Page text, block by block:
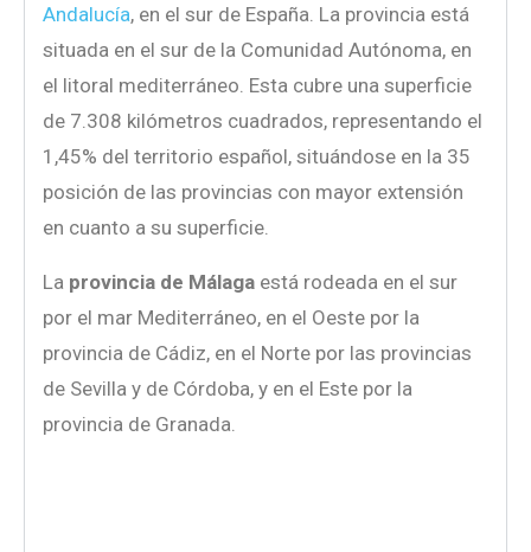
Andalucía, en el sur de España. La provincia está
situada en el sur de la Comunidad Autónoma, en
el litoral mediterráneo. Esta cubre una superficie
de 7.308 kilómetros cuadrados, representando el
1,45% del territorio español, situándose en la 35
posición de las provincias con mayor extensión
en cuanto a su superficie.
La provincia de Málaga está rodeada en el sur
por el mar Mediterráneo, en el Oeste por la
provincia de Cádiz, en el Norte por las provincias
de Sevilla y de Córdoba, y en el Este por la
provincia de Granada.